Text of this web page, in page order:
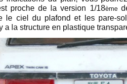
proche de la version 1/18ème
le ciel du plafond et les pare-
a la structure en plastique